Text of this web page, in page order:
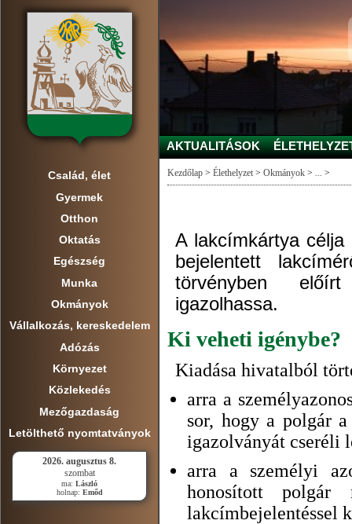
Család, élet
Gyermek
Otthon
Oktatás
Egészség
Munka
Okmányok
Vállalkozás, kereskedelem
Adózás
Környezet
Közlekedés
Mezőgazdaság
Letölthető nyomtatványok
2026. augusztus 8.
szombat
ma: László
holnap: Emőd
AKTUALITÁSOK
Kezdőlap > Élethelyzet > Okmányok > ... >
A lakcímkártya célja
bejelentett
törvényben
igazolhassa.
Ki veheti igénybe?
Kiadása hivatalból
arra a
sor, hogy a polgár
igazolványát cseréli
arra a személyi
honosított polgár
lakcímbejelentéssel